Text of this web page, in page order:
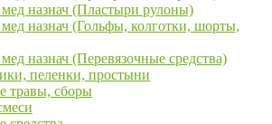
назнач (Пластыри рулоны)
назнач (Гольфы, колготки, шорты,
назнач (Перевязочные средства)
пеленки, простыни
травы, сборы